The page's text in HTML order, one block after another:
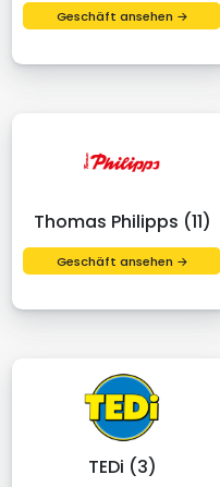
Geschäft ansehen →
Thomas Philipps (11)
Geschäft ansehen →
TEDi (3)